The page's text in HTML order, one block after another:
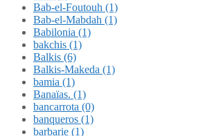
Bab-el-Foutouh (1)
Bab-el-Mabdah (1)
Babilonia (1)
bakchis (1)
Balkis (6)
Balkis-Makeda (1)
bamia (1)
Banaïas. (1)
bancarrota (0)
banqueros (1)
barbarie (1)